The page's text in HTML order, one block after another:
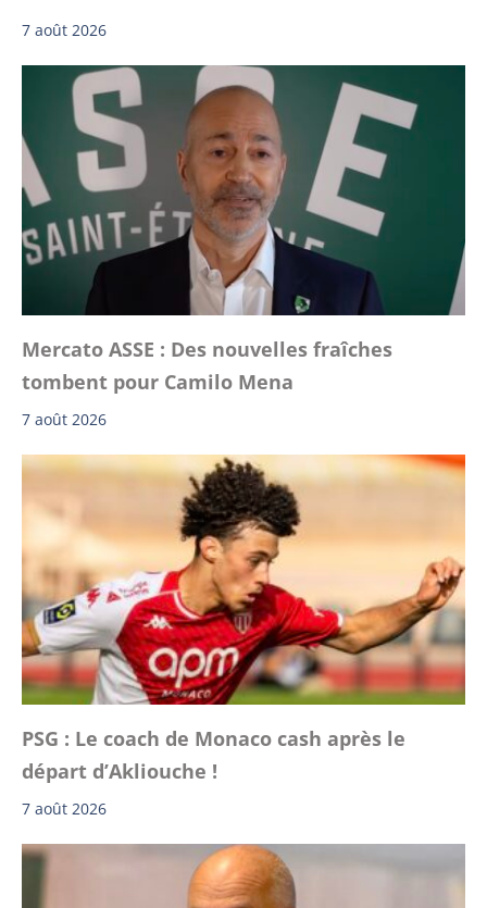
7 août 2026
Mercato ASSE : Des nouvelles fraîches
tombent pour Camilo Mena
7 août 2026
PSG : Le coach de Monaco cash après le
départ d’Akliouche !
7 août 2026